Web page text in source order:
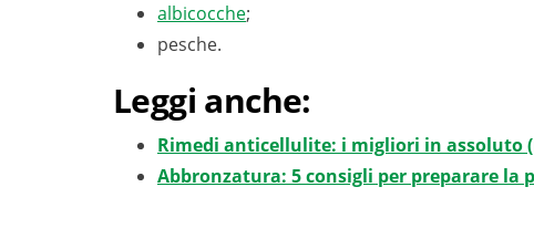
albicocche;
pesche.
Leggi anche:
Rimedi anticellulite: i migliori in assoluto
Abbronzatura: 5 consigli per preparare la